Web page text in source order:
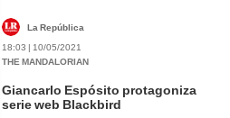
La República
18:03 | 10/05/2021
THE MANDALORIAN
Giancarlo Espósito protagoniza
serie web Blackbird